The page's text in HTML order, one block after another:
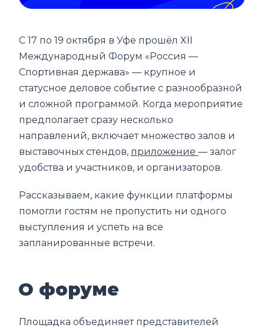
С 17 по 19 октября в Уфе прошёл XII
Международный Форум «Россия —
Спортивная держава» — крупное и
статусное деловое событие с разнообразной
и сложной программой. Когда мероприятие
предполагает сразу несколько
направлений, включает множество залов и
выставочных стендов, приложение— залог
удобства и участников, и организаторов.
Рассказываем, какие функции платформы
помогли гостям не пропустить ни одного
выступления и успеть на все
запланированные встречи.
О форуме
Площадка объединяет представителей